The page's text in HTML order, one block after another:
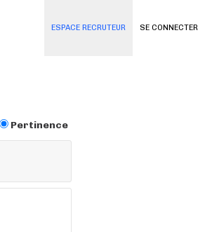
SE CONNECTER
ESPACE RECRUTEUR
Pertinence